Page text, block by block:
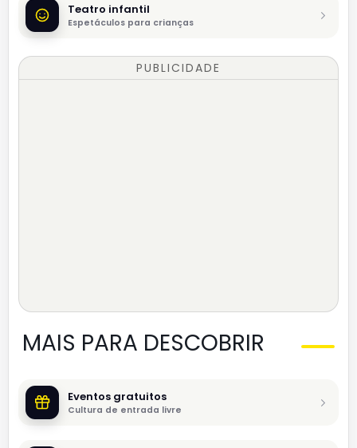
Teatro infantil
Espetáculos para crianças
PUBLICIDADE
MAIS PARA DESCOBRIR
Eventos gratuitos
Cultura de entrada livre